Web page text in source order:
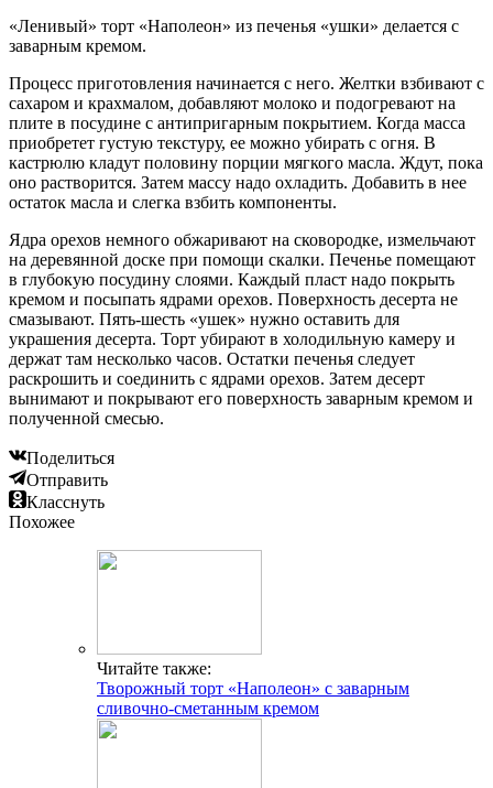
«Ленивый» торт «Наполеон» из печенья «ушки» делается с
заварным кремом.
Процесс приготовления начинается с него. Желтки взбивают с
сахаром и крахмалом, добавляют молоко и подогревают на
плите в посудине с антипригарным покрытием. Когда масса
приобретет густую текстуру, ее можно убирать с огня. В
кастрюлю кладут половину порции мягкого масла. Ждут, пока
оно растворится. Затем массу надо охладить. Добавить в нее
остаток масла и слегка взбить компоненты.
Ядра орехов немного обжаривают на сковородке, измельчают
на деревянной доске при помощи скалки. Печенье помещают
в глубокую посудину слоями. Каждый пласт надо покрыть
кремом и посыпать ядрами орехов. Поверхность десерта не
смазывают. Пять-шесть «ушек» нужно оставить для
украшения десерта. Торт убирают в холодильную камеру и
держат там несколько часов. Остатки печенья следует
раскрошить и соединить с ядрами орехов. Затем десерт
вынимают и покрывают его поверхность заварным кремом и
полученной смесью.
Поделиться
Отправить
Класснуть
Похожее
Читайте также:
Творожный торт «Наполеон» с заварным
сливочно-сметанным кремом